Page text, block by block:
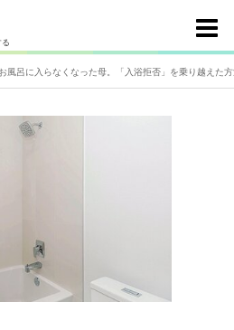
風呂に入らなくなった母。「入浴拒否」を乗り越えた